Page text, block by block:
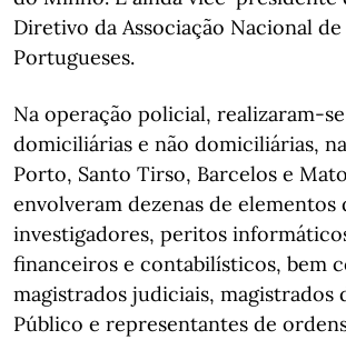
Diretivo da Associação Nacional
Portugueses.
Na operação policial, realizaram-se
domiciliárias e não domiciliárias,
Porto, Santo Tirso, Barcelos e
envolveram dezenas de elementos
investigadores, peritos
financeiros e contabilísticos, bem
magistrados judiciais, magistrados
Público e representantes de